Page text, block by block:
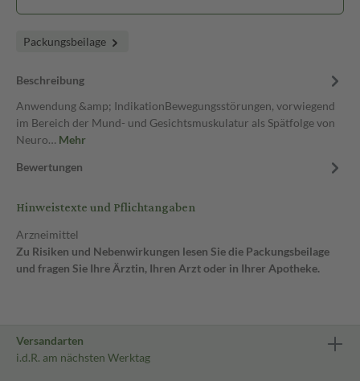
Packungsbeilage
Beschreibung
Anwendung &amp; IndikationBewegungsstörungen, vorwiegend
im Bereich der Mund- und Gesichtsmuskulatur als Spätfolge von
Neuro… Mehr
Bewertungen
Hinweistexte und Pflichtangaben
Arzneimittel
Zu Risiken und Nebenwirkungen lesen Sie die Packungsbeilage
und fragen Sie Ihre Ärztin, Ihren Arzt oder in Ihrer Apotheke.
Versandarten
i.d.R. am nächsten Werktag